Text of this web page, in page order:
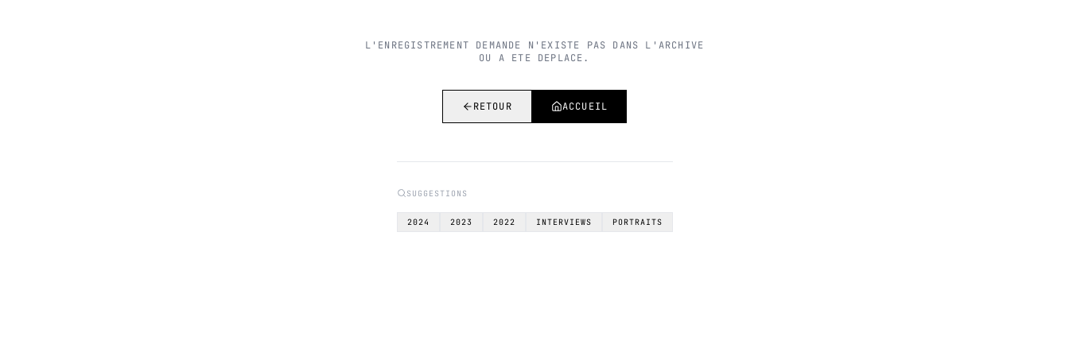
L'ENREGISTREMENT DEMANDE N'EXISTE PAS DANS L'ARCHIVE
OU A ETE DEPLACE.
RETOUR ACCUEIL
SUGGESTIONS
2024 2023 2022 INTERVIEWS PORTRAITS